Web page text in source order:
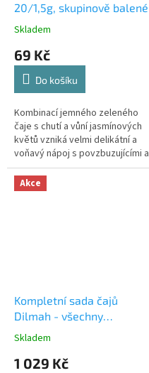
20/1,5g, skupinově balené
Skladem
69 Kč
Do košíku
Kombinací jemného zeleného
čaje s chutí a vůní jasmínových
květů vzniká velmi delikátní a
voňavý nápoj s povzbuzujícími a
osvěžujícími účinky.
Akce
Kompletní sada čajů
Dilmah - všechny
příchutě- 15 krabiček
Skladem
1 029 Kč